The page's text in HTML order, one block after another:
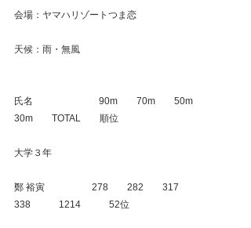
会場：ヤマハリゾートつま恋
天候：雨・無風
氏名　　　　　　　90m　　70m　　50m
30m　　TOTAL　　順位
大学３年
鄭 裕寅　　　　　278　　282　　317
338　　　1214　　　52位